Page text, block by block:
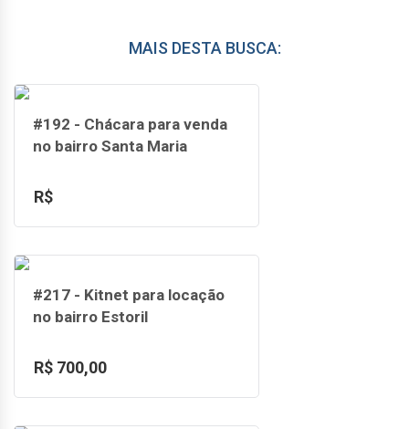
MAIS DESTA BUSCA:
#192 - Chácara para venda
no bairro Santa Maria
R$
#217 - Kitnet para locação
no bairro Estoril
R$ 700,00